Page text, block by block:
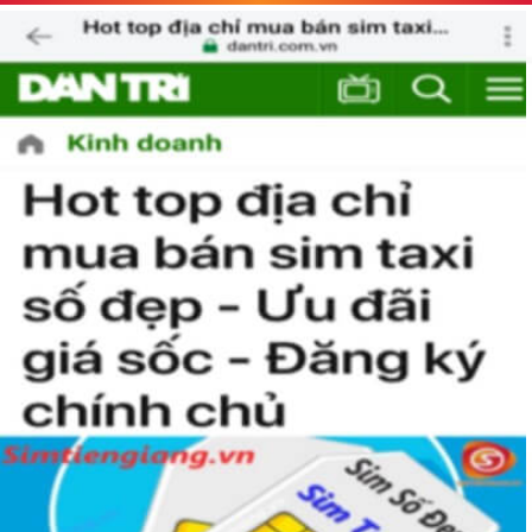
phát triển của thị trường, nhà mạng đã mở ra thêm các đầu
số điện thoại mới như 0120, 0121, 0122,…và nay là đầu số 07.